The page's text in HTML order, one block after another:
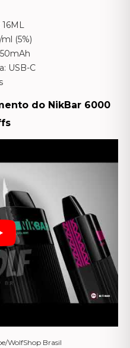
(5%)
USB-C
do NikBar 6000
WolfShop Brasil